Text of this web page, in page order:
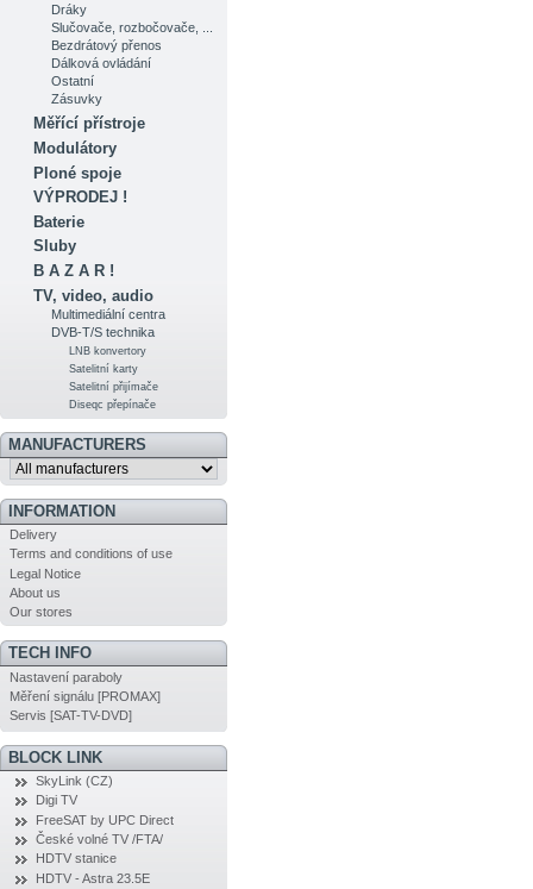
Dráky
Slučovače, rozbočovače, ...
Bezdrátový přenos
Dálková ovládání
Ostatní
Zásuvky
Měřící přístroje
Modulátory
Ploné spoje
VÝPRODEJ !
Baterie
Sluby
B A Z A R !
TV, video, audio
Multimediální centra
DVB-T/S technika
LNB konvertory
Satelitní karty
Satelitní přijímače
Diseqc přepínače
MANUFACTURERS
INFORMATION
Delivery
Terms and conditions of use
Legal Notice
About us
Our stores
TECH INFO
Nastavení paraboly
Měření signálu [PROMAX]
Servis [SAT-TV-DVD]
BLOCK LINK
SkyLink (CZ)
Digi TV
FreeSAT by UPC Direct
České volné TV /FTA/
HDTV stanice
HDTV - Astra 23.5E